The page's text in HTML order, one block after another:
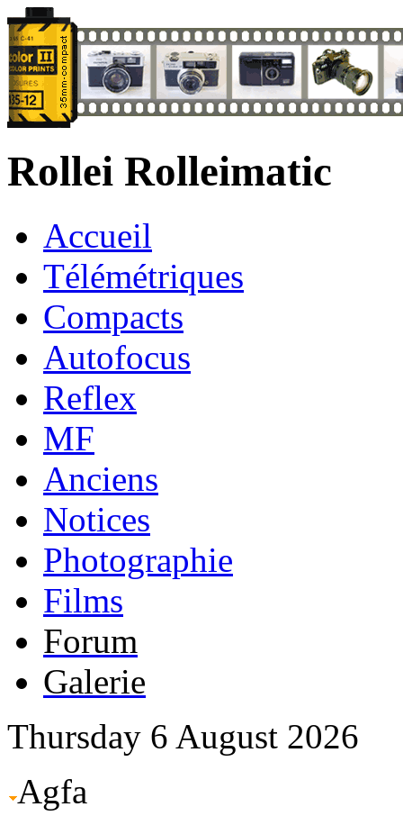
Rollei Rolleimatic
Accueil
Télémétriques
Compacts
Autofocus
Reflex
MF
Anciens
Notices
Photographie
Films
Forum
Galerie
Thursday 6 August 2026
Agfa